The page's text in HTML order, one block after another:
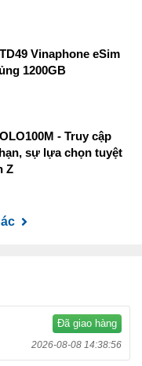
Vinaphone eSim
1200GB
- Truy cập
sự lựa chọn tuyệt
Z
Đã giao hàng
2026-08-08 14:38:56